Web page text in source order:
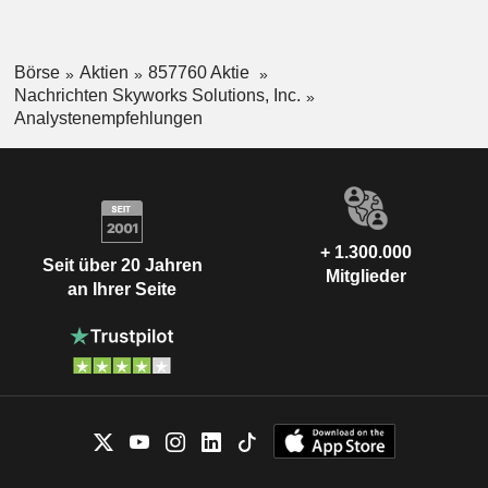
Börse Aktien
857760 Aktie
Nachrichten Skyworks Solutions, Inc.
Analystenempfehlungen
Seit über 20 Jahren
an Ihrer Seite
+ 1.300.000
Mitglieder